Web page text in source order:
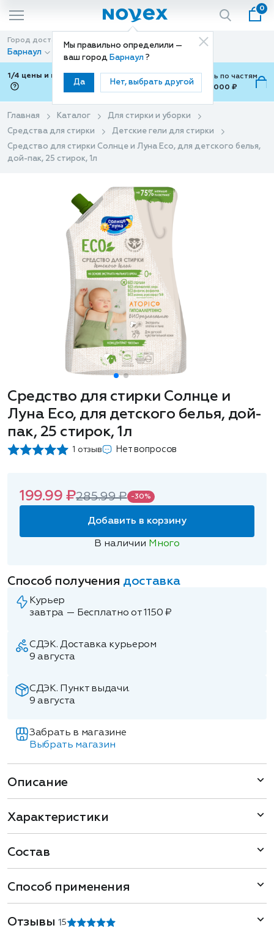
Мы правильно определили —
ваш город Барнаул ?
Да Нет, выбрать другой
0
Город доставки
Барнаул
Способ доставки
Доставка
1/4 цены и покупки ваши с Подели
Можно оплатить по частям
от 700 ₽ до 15,000 ₽
Главная Каталог
Для стирки и уборки
Средства для стирки
Детские гели для стирки
Средство для стирки Солнце и Луна Eco, для детского белья,
дой-пак, 25 стирок, 1л
Средство для стирки Солнце и
Луна Eco, для детского белья, дой-
пак, 25 стирок, 1л
1 отзыв Нет вопросов
199.99 ₽285.99 ₽ -30%
Добавить в корзину
В наличии Много
Способ получения доставка
Курьер
завтра — Бесплатно от 1150 ₽
СДЭК. Доставка курьером
9 августа
СДЭК. Пункт выдачи.
9 августа
Забрать в магазине
Выбрать магазин
Описание
Характеристики
Состав
Способ применения
Отзывы1 5